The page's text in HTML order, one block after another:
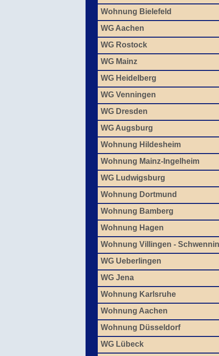
Wohnung Bielefeld
WG Aachen
WG Rostock
WG Mainz
WG Heidelberg
WG Venningen
WG Dresden
WG Augsburg
Wohnung Hildesheim
Wohnung Mainz-Ingelheim
WG Ludwigsburg
Wohnung Dortmund
Wohnung Bamberg
Wohnung Hagen
Wohnung Villingen -
WG Ueberlingen
WG Jena
Wohnung Karlsruhe
Wohnung Aachen
Wohnung Düsseldorf
WG Lübeck